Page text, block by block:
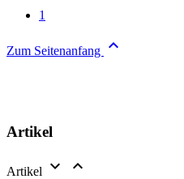
1
Zum Seitenanfang 
Artikel
Artikel  